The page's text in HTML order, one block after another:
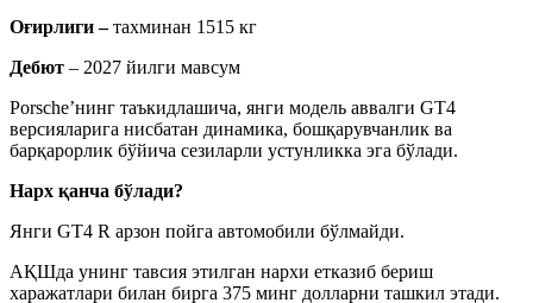
Оғирлиги –тахминан 1515 кг
Дебют – 2027 йилги мавсум
Porsche’нинг таъкидлашича, янги модель аввалги GT4
версияларига нисбатан динамика, бошқарувчанлик ва
барқарорлик бўйича сезиларли устунликка эга бўлади.
Нарх қанча бўлади?
Янги GT4 R арзон пойга автомобили бўлмайди.
АҚШда унинг тавсия этилган нархи етказиб бериш
харажатлари билан бирга 375 минг долларни ташкил этади.